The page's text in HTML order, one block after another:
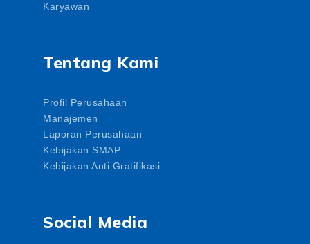
Karyawan
Tentang Kami
Profil Perusahaan
Manajemen
Laporan Perusahaan
Kebijakan SMAP
Kebijakan Anti Gratifikasi
Social Media